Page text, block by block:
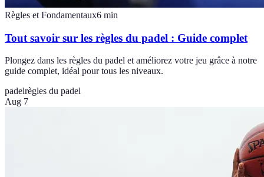
Règles et Fondamentaux6 min
Tout savoir sur les règles du padel : Guide complet
Plongez dans les règles du padel et améliorez votre jeu grâce à notre
guide complet, idéal pour tous les niveaux.
padelrègles du padel
Aug 7